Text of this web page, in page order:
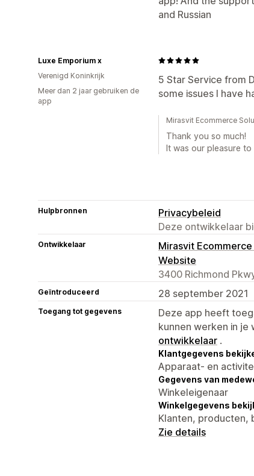
and Russian
5 Star Service from
some issues I have
Luxe Emporium x
Verenigd Koninkrijk
Meer dan 2 jaar gebruiken de
app
Mirasvit Ecommerce
Thank you so much!
It was our pleasure to
Hulpbronnen
Privacybeleid
Deze ontwikkelaar
Ontwikkelaar
Mirasvit
Website
3400 Richmond
Geïntroduceerd 28 september 2021
Toegang tot gegevens
Deze app heeft
kunnen werken in je
ontwikkelaar .
Klantgegevens
Apparaat- en
Gegevens van
Winkeleigenaar
Winkelgegevens
Klanten, producten,
Zie details